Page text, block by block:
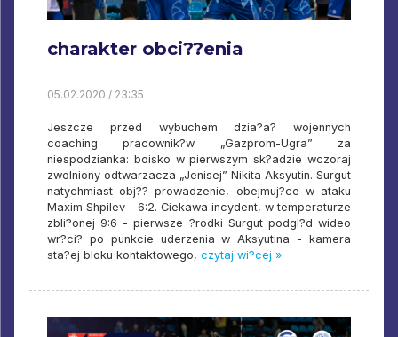
charakter obci??enia
05.02.2020 / 23:35
Jeszcze przed wybuchem dzia?a? wojennych
coaching pracownik?w „Gazprom-Ugra” za
niespodzianka: boisko w pierwszym sk?adzie wczoraj
zwolniony odtwarzacza „Jenisej” Nikita Aksyutin. Surgut
natychmiast obj?? prowadzenie, obejmuj?ce w ataku
Maxim Shpilev - 6:2. Ciekawa incydent, w temperaturze
zbli?onej 9:6 - pierwsze ?rodki Surgut podgl?d wideo
wr?ci? po punkcie uderzenia w Aksyutina - kamera
sta?ej bloku kontaktowego, czytaj wi?cej »